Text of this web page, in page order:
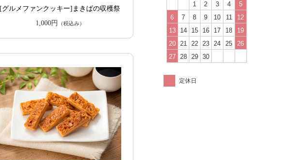
[グルメファンクッキー]まきばの収穫祭
1,000円
（税込み）
1 2 3 4
5
6
7 8 9 10 11
12
13
14 15 16 17 18
19
20
21 22 23 24 25
26
27
28 29 30
定休日